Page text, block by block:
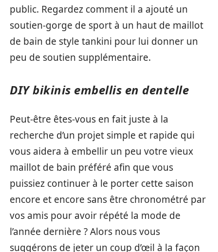
public. Regardez comment il a ajouté un
soutien-gorge de sport à un haut de maillot
de bain de style tankini pour lui donner un
peu de soutien supplémentaire.
DIY bikinis embellis en dentelle
Peut-être êtes-vous en fait juste à la
recherche d’un projet simple et rapide qui
vous aidera à embellir un peu votre vieux
maillot de bain préféré afin que vous
puissiez continuer à le porter cette saison
encore et encore sans être chronométré par
vos amis pour avoir répété la mode de
l’année dernière ? Alors nous vous
suggérons de jeter un coup d’œil à la façon